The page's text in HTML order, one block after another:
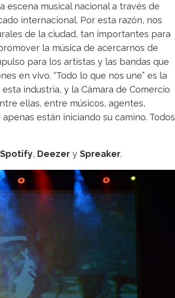
escena musical nacional a través de
internacional. Por esta razón, nos
de la ciudad, tan importantes para
la música de acercarnos de
para los artistas y las bandas que
en vivo. “Todo lo que nos une” es la
industria, y la Cámara de Comercio
ellas, entre músicos, agentes,
están iniciando su camino. Todos
Spotify, Deezer y Spreaker.